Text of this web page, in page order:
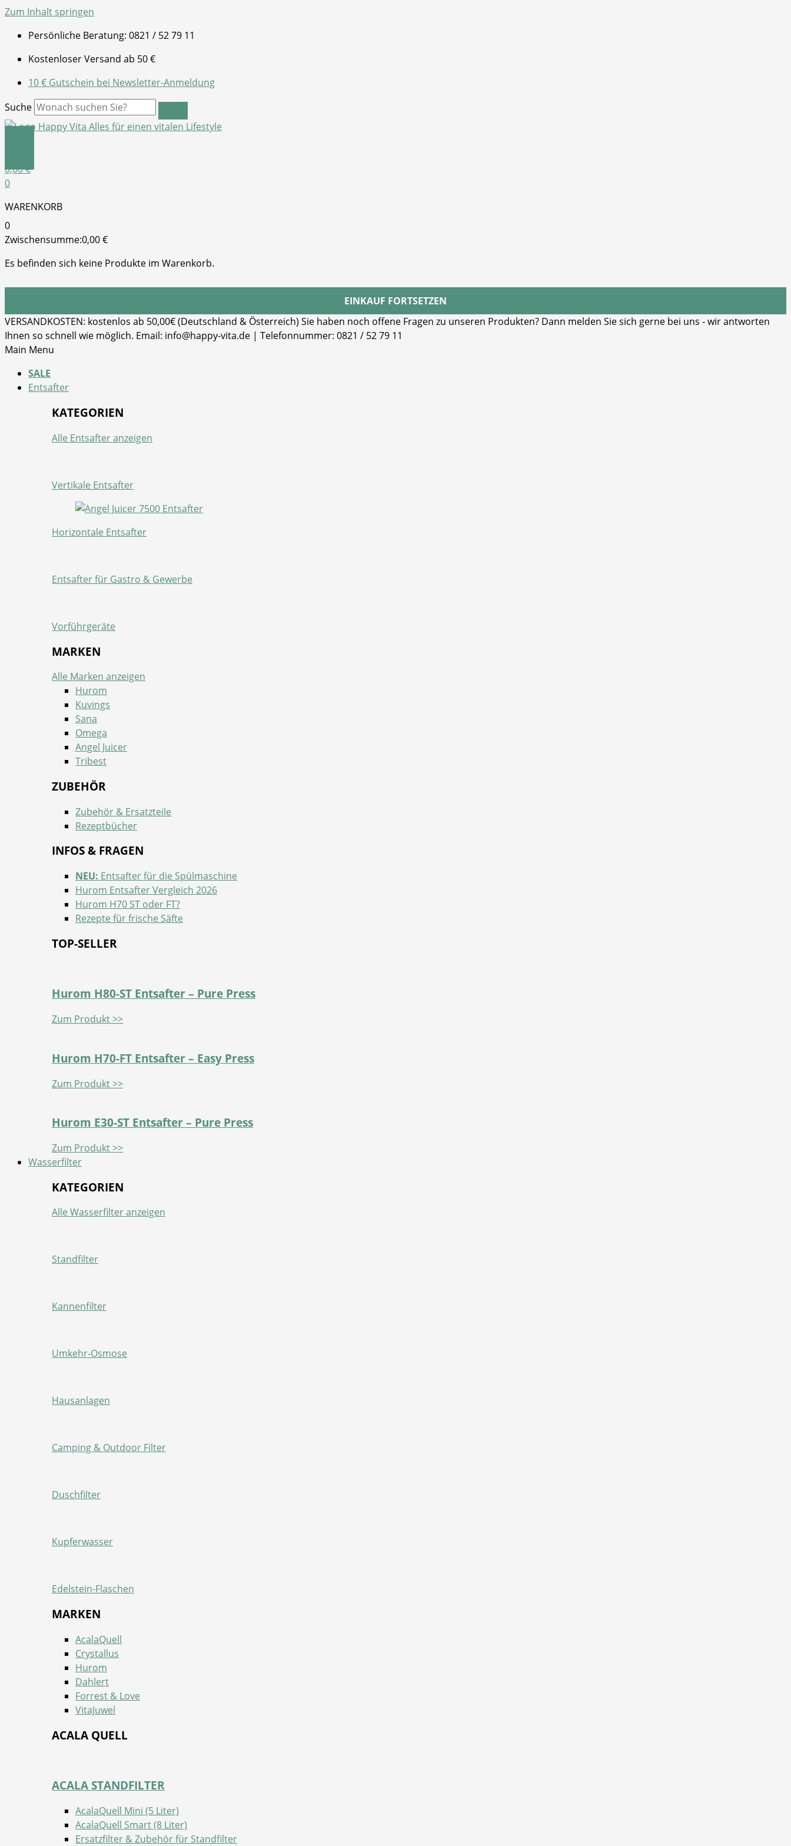
Zum Inhalt springen
Persönliche Beratung: 0821 / 52 79 11
Kostenloser Versand ab 50 €
10 € Gutschein bei Newsletter-Anmeldung
Suche
0,00€
0
WARENKORB
0
Zwischensumme:0,00€
Es befinden sich keine Produkte im Warenkorb.
EINKAUF FORTSETZEN
VERSANDKOSTEN: kostenlos ab 50,00€ (Deutschland & Österreich) Sie haben noch offene Fragen zu unseren Produkten? Dann melden Sie sich gerne bei uns - wir antworten
Ihnen so schnell wie möglich. Email: info@happy-vita.de | Telefonnummer: 0821 / 52 79 11
Main Menu
SALE
Entsafter
KATEGORIEN
Alle Entsafter anzeigen
Vertikale Entsafter
Horizontale Entsafter
Entsafter für Gastro & Gewerbe
Vorführgeräte
MARKEN
Alle Marken anzeigen
Hurom
Kuvings
Sana
Omega
Angel Juicer
Tribest
ZUBEHÖR
Zubehör & Ersatzteile
Rezeptbücher
INFOS & FRAGEN
NEU: Entsafter für die Spülmaschine
Hurom Entsafter Vergleich 2026
Hurom H70 ST oder FT?
Rezepte für frische Säfte
TOP-SELLER
Hurom H80-ST Entsafter – Pure Press
Zum Produkt >>
Hurom H70-FT Entsafter – Easy Press
Zum Produkt >>
Hurom E30-ST Entsafter – Pure Press
Zum Produkt >>
Wasserfilter
KATEGORIEN
Alle Wasserfilter anzeigen
Standfilter
Kannenfilter
Umkehr-Osmose
Hausanlagen
Camping & Outdoor Filter
Duschfilter
Kupferwasser
Edelstein-Flaschen
MARKEN
AcalaQuell
Crystallus
Hurom
Dahlert
Forrest & Love
VitaJuwel
ACALA QUELL
ACALA STANDFILTER
AcalaQuell Mini (5 Liter)
AcalaQuell Smart (8 Liter)
Ersatzfilter & Zubehör für Standfilter